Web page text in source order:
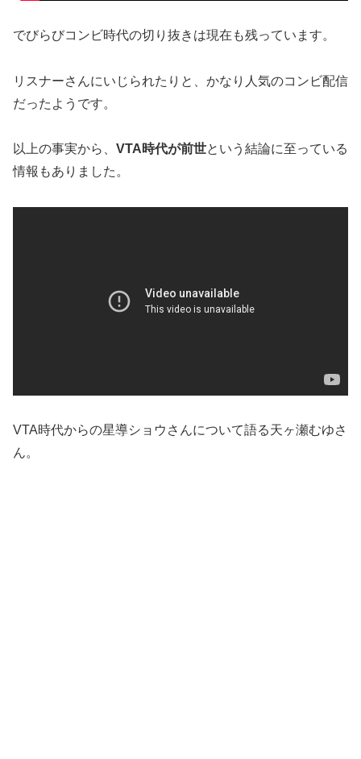
でびらびコンビ時代の切り抜きは現在も残っています。
リスナーさんにいじられたりと、かなり人気のコンビ配信
だったようです。
以上の事実から、 VTA時代が前世という結論に至っている
情報もありました。
VTA時代からの星導ショウさんについて語る天ヶ瀬むゆさ
ん。